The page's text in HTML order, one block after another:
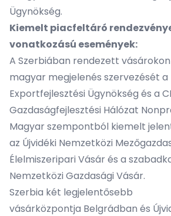
Ügynökség.
Kiemelt piacfeltáró
vonatkozású események:
A Szerbiában rendezett
magyar megjelenés szervezését a
Exportfejlesztési Ügynökség és a
Gazdaságfejlesztési Hálózat
Magyar szempontból kiemelt
az Újvidéki Nemzetközi
Élelmiszeripari Vásár és a
Nemzetközi Gazdasági Vásár.
Szerbia két legjelentősebb
vásárközpontja Belgrádban és